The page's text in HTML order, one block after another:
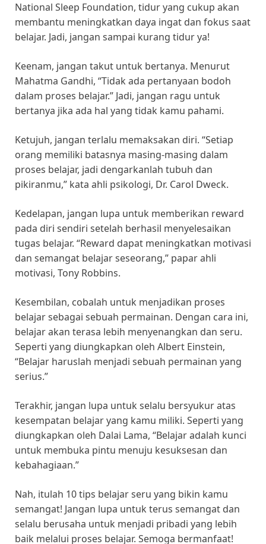
National Sleep Foundation, tidur yang cukup akan
membantu meningkatkan daya ingat dan fokus saat
belajar. Jadi, jangan sampai kurang tidur ya!
Keenam, jangan takut untuk bertanya. Menurut
Mahatma Gandhi, “Tidak ada pertanyaan bodoh
dalam proses belajar.” Jadi, jangan ragu untuk
bertanya jika ada hal yang tidak kamu pahami.
Ketujuh, jangan terlalu memaksakan diri. “Setiap
orang memiliki batasnya masing-masing dalam
proses belajar, jadi dengarkanlah tubuh dan
pikiranmu,” kata ahli psikologi, Dr. Carol Dweck.
Kedelapan, jangan lupa untuk memberikan reward
pada diri sendiri setelah berhasil menyelesaikan
tugas belajar. “Reward dapat meningkatkan motivasi
dan semangat belajar seseorang,” papar ahli
motivasi, Tony Robbins.
Kesembilan, cobalah untuk menjadikan proses
belajar sebagai sebuah permainan. Dengan cara ini,
belajar akan terasa lebih menyenangkan dan seru.
Seperti yang diungkapkan oleh Albert Einstein,
“Belajar haruslah menjadi sebuah permainan yang
serius.”
Terakhir, jangan lupa untuk selalu bersyukur atas
kesempatan belajar yang kamu miliki. Seperti yang
diungkapkan oleh Dalai Lama, “Belajar adalah kunci
untuk membuka pintu menuju kesuksesan dan
kebahagiaan.”
Nah, itulah 10 tips belajar seru yang bikin kamu
semangat! Jangan lupa untuk terus semangat dan
selalu berusaha untuk menjadi pribadi yang lebih
baik melalui proses belajar. Semoga bermanfaat!